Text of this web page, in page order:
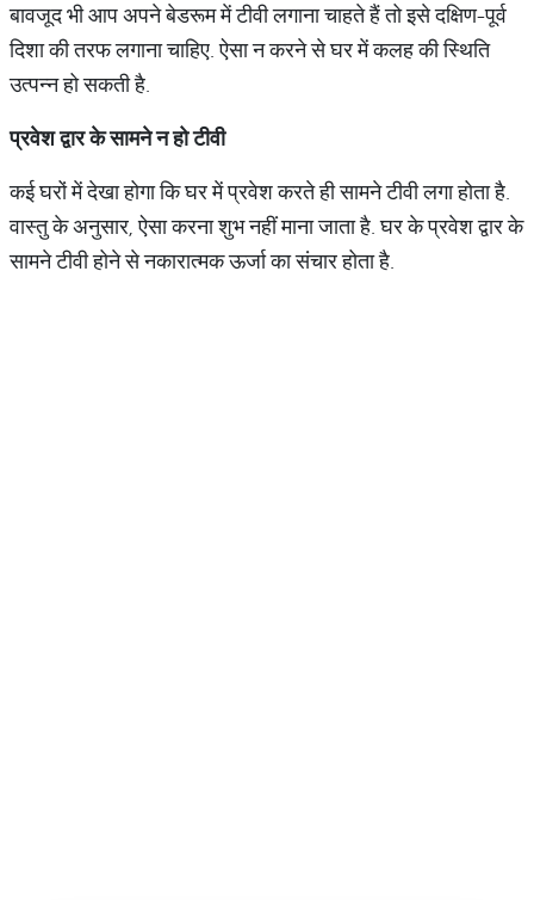
बावजूद भी आप अपने बेडरूम में टीवी लगाना चाहते हैं तो इसे दक्षिण-पूर्व
दिशा की तरफ लगाना चाहिए. ऐसा न करने से घर में कलह की स्थिति
उत्पन्न हो सकती है.
प्रवेश द्वार के सामने न हो टीवी
कई घरों में देखा होगा कि घर में प्रवेश करते ही सामने टीवी लगा होता है.
वास्तु के अनुसार, ऐसा करना शुभ नहीं माना जाता है. घर के प्रवेश द्वार के
सामने टीवी होने से नकारात्मक ऊर्जा का संचार होता है.